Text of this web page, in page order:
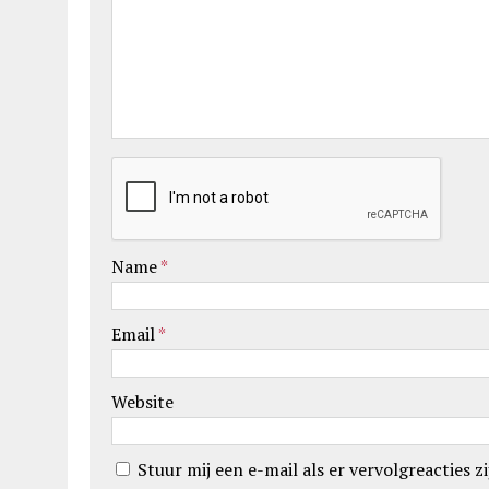
Name*
Email*
Website
Stuur mij een e-mail als er vervolgreacties